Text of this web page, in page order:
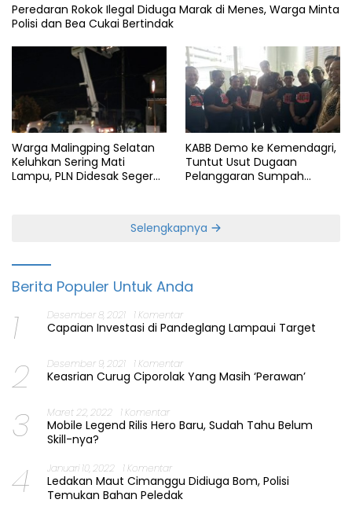
Peredaran Rokok Ilegal Diduga Marak di Menes, Warga Minta
Polisi dan Bea Cukai Bertindak
Warga Malingping Selatan
Keluhkan Sering Mati
Lampu, PLN Didesak Segera
KABB Demo ke Kemendagri,
Tuntut Usut Dugaan
Pelanggaran Sumpah
Selengkapnya
Berita Populer Untuk Anda
1 Desember 8, 2021 1 Komentar
Capaian Investasi di Pandeglang Lampaui Target
2 Desember 9, 2021 1 Komentar
Keasrian Curug Ciporolak Yang Masih ‘Perawan’
3 Maret 22, 2022 1 Komentar
Mobile Legend Rilis Hero Baru, Sudah Tahu Belum
Skill-nya?
4 Januari 10, 2022 1 Komentar
Ledakan Maut Cimanggu Didiuga Bom, Polisi
Temukan Bahan Peledak